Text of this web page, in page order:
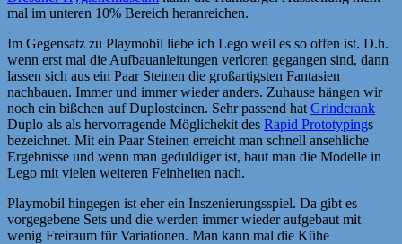
mal im unteren 10% Bereich heranreichen.
Im Gegensatz zu Playmobil liebe ich Lego weil es so offen ist. D.h.
wenn erst mal die Aufbauanleitungen verloren gegangen sind, dann
lassen sich aus ein Paar Steinen die großartigsten Fantasien
nachbauen. Immer und immer wieder anders. Zuhause hängen wir
noch ein bißchen auf Duplosteinen. Sehr passend hat Grindcrank
Duplo als als hervorragende Möglichekit des Rapid Prototypings
bezeichnet. Mit ein Paar Steinen erreicht man schnell ansehliche
Ergebnisse und wenn man geduldiger ist, baut man die Modelle in
Lego mit vielen weiteren Feinheiten nach.
Playmobil hingegen ist eher ein Inszenierungsspiel. Da gibt es
vorgegebene Sets und die werden immer wieder aufgebaut mit
wenig Freiraum für Variationen. Man kann mal die Kühe